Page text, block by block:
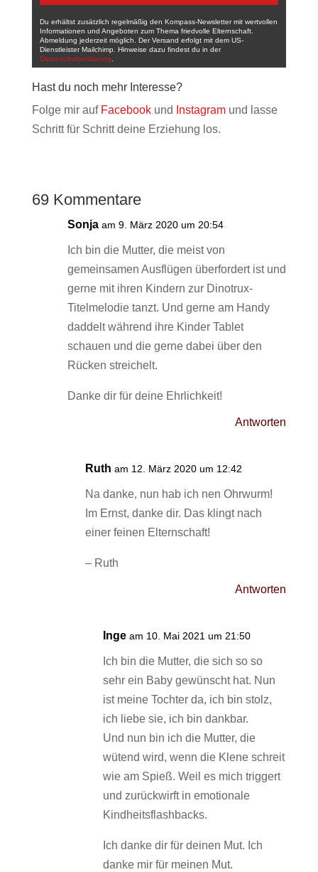
Du erhältst zusätzlich regelmäßig den Kompass-Newsletter mit wertvollen
Informationen und Angeboten zum Thema friedvolle Elternschaft.
Abmeldung jederzeit möglich. Der Versand erfolgt mit dem US-
Dienstleister Mailchimp. Hinweise dazu findest du in der
Datenschutzerklärung
Hast du noch mehr Interesse?
Folge mir auf Facebookund Instagramund lasse
Schritt für Schritt deine Erziehung los.
69 Kommentare
Sonja am 9. März 2020 um 20:54
Ich bin die Mutter, die meist von
gemeinsamen Ausflügen überfordert ist und
gerne mit ihren Kindern zur Dinotrux-
Titelmelodie tanzt. Und gerne am Handy
daddelt während ihre Kinder Tablet
schauen und die gerne dabei über den
Rücken streichelt.
Danke dir für deine Ehrlichkeit!
Antworten
Ruth am 12. März 2020 um 12:42
Na danke, nun hab ich nen Ohrwurm!
Im Ernst, danke dir. Das klingt nach
einer feinen Elternschaft!
– Ruth
Antworten
Inge am 10. Mai 2021 um 21:50
Ich bin die Mutter, die sich so so
sehr ein Baby gewünscht hat. Nun
ist meine Tochter da, ich bin stolz,
ich liebe sie, ich bin dankbar.
Und nun bin ich die Mutter, die
wütend wird, wenn die Klene schreit
wie am Spieß. Weil es mich triggert
und zurückwirft in emotionale
Kindheitsflashbacks.
Ich danke dir für deinen Mut. Ich
danke mir für meinen Mut.